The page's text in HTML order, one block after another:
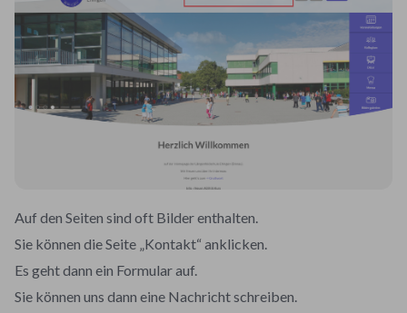
Auf den Seiten sind oft Bilder enthalten.
Sie können die Seite „Kontakt“ anklicken.
Es geht dann ein Formular auf.
Sie können uns dann eine Nachricht schreiben.